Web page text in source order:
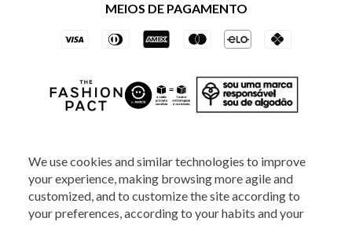
We use cookies and similar technologies to improve
your experience, making browsing more agile and
customized, and to customize the site according to
your preferences, according to your habits and your
Trocas e Devoluções
Vai de Visa
Azul Fidelidade
MEIOS DE PAGAMENTO